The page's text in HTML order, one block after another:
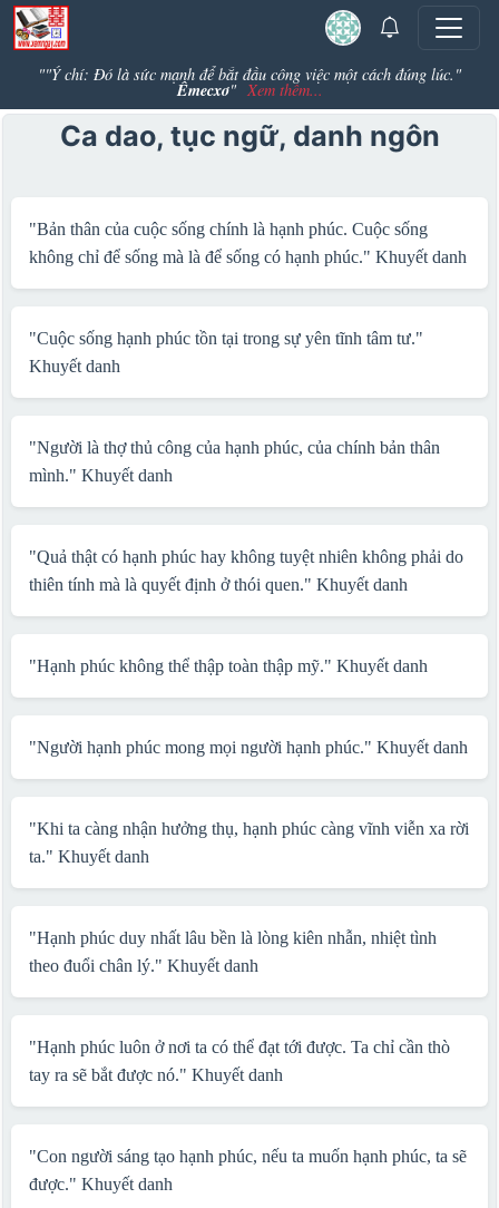
""Ý chí: Đó là sức mạnh để bắt đầu công việc một cách đúng lúc."
Êmecxơ" Xem thêm...
Ca dao, tục ngữ, danh ngôn
"Bản thân của cuộc sống chính là hạnh phúc. Cuộc sống
không chỉ để sống mà là để sống có hạnh phúc." Khuyết danh
"Cuộc sống hạnh phúc tồn tại trong sự yên tĩnh tâm tư."
Khuyết danh
"Người là thợ thủ công của hạnh phúc, của chính bản thân
mình." Khuyết danh
"Quả thật có hạnh phúc hay không tuyệt nhiên không phải do
thiên tính mà là quyết định ở thói quen." Khuyết danh
"Hạnh phúc không thể thập toàn thập mỹ." Khuyết danh
"Người hạnh phúc mong mọi người hạnh phúc." Khuyết danh
"Khi ta càng nhận hưởng thụ, hạnh phúc càng vĩnh viễn xa rời
ta." Khuyết danh
"Hạnh phúc duy nhất lâu bền là lòng kiên nhẫn, nhiệt tình
theo đuổi chân lý." Khuyết danh
"Hạnh phúc luôn ở nơi ta có thể đạt tới được. Ta chỉ cần thò
tay ra sẽ bắt được nó." Khuyết danh
"Con người sáng tạo hạnh phúc, nếu ta muốn hạnh phúc, ta sẽ
được." Khuyết danh